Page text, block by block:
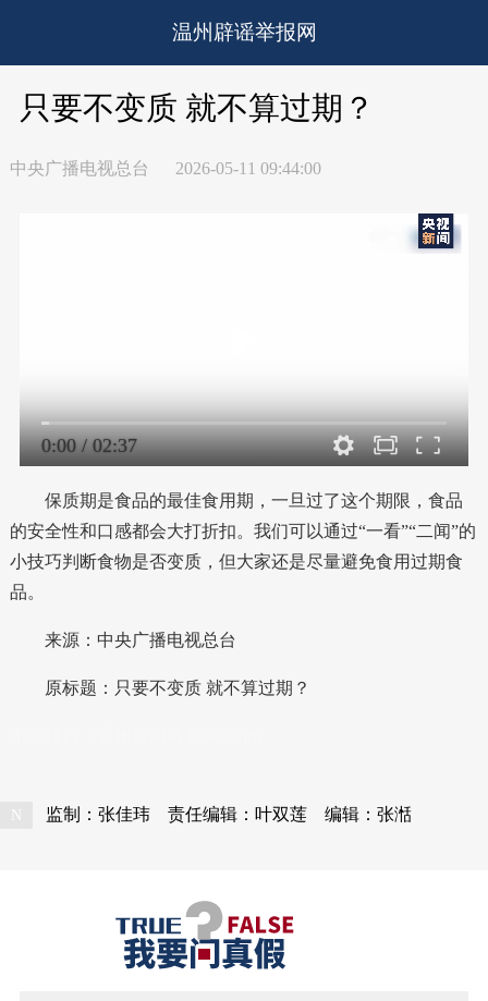
温州辟谣举报网
只要不变质 就不算过期？
中央广播电视总台 2026-05-11 09:44:00
0:00/02:37
保质期是食品的最佳食用期，一旦过了这个期限，食品
的安全性和口感都会大打折扣。我们可以通过“一看”“二闻”的
小技巧判断食物是否变质，但大家还是尽量避免食用过期食
品。
来源： 中央广播电视总台
原标题：只要不变质 就不算过期？
N 监制：张佳玮 责任编辑：叶双莲 编辑：张湉